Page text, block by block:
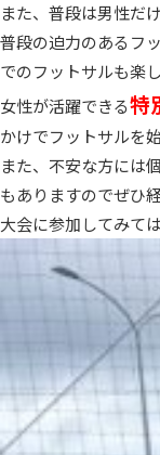
また、普段は男性だ
普段の迫力のあるフ
でのフットサルも楽
女性が活躍できる特
かけでフットサルを
また、不安な方には
もありますのでぜひ
大会に参加してみて